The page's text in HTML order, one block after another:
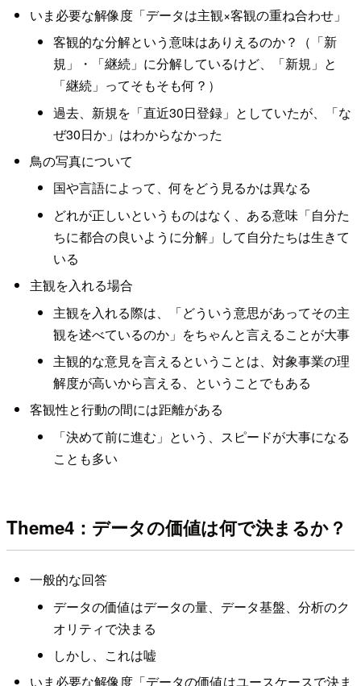
いま必要な解像度「データは主観×客観の重ね合わせ」
客観的な分解という意味はありえるのか？（「新
規」・「継続」に分解しているけど、「新規」と
「継続」ってそもそも何？）
過去、新規を「直近30日登録」としていたが、「な
ぜ30日か」はわからなかった
鳥の写真について
国や言語によって、何をどう見るかは異なる
どれが正しいというものはなく、ある意味「自分た
ちに都合の良いように分解」して自分たちは生きて
いる
主観を入れる場合
主観を入れる際は、「どういう意思があってその主
観を述べているのか」をちゃんと言えることが大事
主観的な意見を言えるということは、対象事業の理
解度が高いから言える、ということでもある
客観性と行動の間には距離がある
「決めて前に進む」という、スピードが大事になる
ことも多い
Theme4：データの価値は何で決まるか？
一般的な回答
データの価値はデータの量、データ基盤、分析のク
オリティで決まる
しかし、これは嘘
いま必要な解像度「データの価値はユースケースで決ま